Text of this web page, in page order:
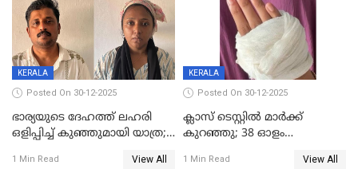
KERALA
Posted On 30-12-2025
ഭാര്യയുടെ ദേഹത്ത് ലഹരി
ഒളിപ്പിച്ച് കുഞ്ഞുമായി യാത്ര;
പിടികൂടി പൊലീസ്
1 Min Read View All
KERALA
Posted On 30-12-2025
ക്ലാസ് ടെസ്റ്റിൽ മാർക്ക്
കുറഞ്ഞു; 38 ഓളം
സെന്ററിലെ അധ്യാപകന്‍
1 Min Read View All